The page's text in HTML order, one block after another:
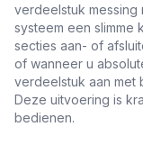
verdeelstuk messing
systeem een slimme
secties aan- of
of wanneer u
verdeelstuk aan met
Deze uitvoering is
bedienen.